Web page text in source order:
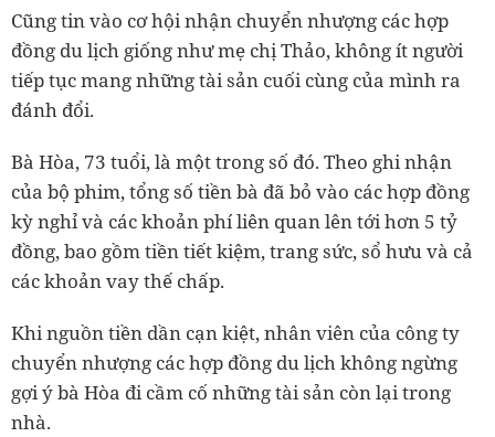
Cũng tin vào cơ hội nhận chuyển nhượng các hợp
đồng du lịch giống như mẹ chị Thảo, không ít người
tiếp tục mang những tài sản cuối cùng của mình ra
đánh đổi.
Bà Hòa, 73 tuổi, là một trong số đó. Theo ghi nhận
của bộ phim, tổng số tiền bà đã bỏ vào các hợp đồng
kỳ nghỉ và các khoản phí liên quan lên tới hơn 5 tỷ
đồng, bao gồm tiền tiết kiệm, trang sức, sổ hưu và cả
các khoản vay thế chấp.
Khi nguồn tiền dần cạn kiệt, nhân viên của công ty
chuyển nhượng các hợp đồng du lịch không ngừng
gợi ý bà Hòa đi cầm cố những tài sản còn lại trong
nhà.